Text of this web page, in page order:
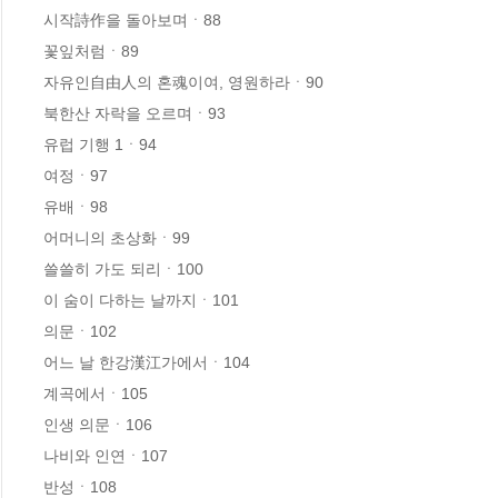
시작詩作을 돌아보며ㆍ88
꽃잎처럼ㆍ89
자유인自由人의 혼魂이여, 영원하라ㆍ90
북한산 자락을 오르며ㆍ93
유럽 기행 1ㆍ94
여정ㆍ97
유배ㆍ98
어머니의 초상화ㆍ99
쓸쓸히 가도 되리ㆍ100
이 숨이 다하는 날까지ㆍ101
의문ㆍ102
어느 날 한강漢江가에서ㆍ104
계곡에서ㆍ105
인생 의문ㆍ106
나비와 인연ㆍ107
반성ㆍ108